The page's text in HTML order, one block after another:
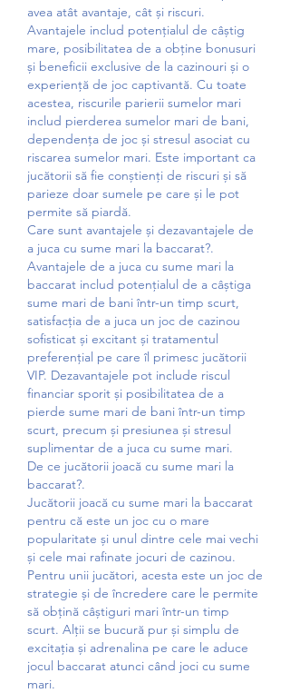
avea atât avantaje, cât și riscuri.
Avantajele includ potențialul de câștig
mare, posibilitatea de a obține bonusuri
și beneficii exclusive de la cazinouri și o
experiență de joc captivantă. Cu toate
acestea, riscurile parierii sumelor mari
includ pierderea sumelor mari de bani,
dependența de joc și stresul asociat cu
riscarea sumelor mari. Este important ca
jucătorii să fie conștienți de riscuri și să
parieze doar sumele pe care și le pot
permite să piardă.
Care sunt avantajele și dezavantajele de
a juca cu sume mari la baccarat?.
Avantajele de a juca cu sume mari la
baccarat includ potențialul de a câștiga
sume mari de bani într-un timp scurt,
satisfacția de a juca un joc de cazinou
sofisticat și excitant și tratamentul
preferențial pe care îl primesc jucătorii
VIP. Dezavantajele pot include riscul
financiar sporit și posibilitatea de a
pierde sume mari de bani într-un timp
scurt, precum și presiunea și stresul
suplimentar de a juca cu sume mari.
De ce jucătorii joacă cu sume mari la
baccarat?.
Jucătorii joacă cu sume mari la baccarat
pentru că este un joc cu o mare
popularitate și unul dintre cele mai vechi
și cele mai rafinate jocuri de cazinou.
Pentru unii jucători, acesta este un joc de
strategie și de încredere care le permite
să obțină câștiguri mari într-un timp
scurt. Alții se bucură pur și simplu de
excitația și adrenalina pe care le aduce
jocul baccarat atunci când joci cu sume
mari.